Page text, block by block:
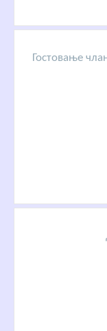
Гостовање